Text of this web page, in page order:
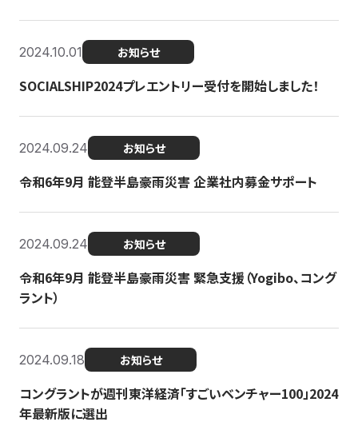
2024.10.01 お知らせ
SOCIALSHIP2024プレエントリー受付を開始しました！
2024.09.24 お知らせ
令和6年9月 能登半島豪雨災害 企業社内募金サポート
2024.09.24 お知らせ
令和6年9月 能登半島豪雨災害 緊急支援（Yogibo、コング
ラント）
2024.09.18 お知らせ
コングラントが週刊東洋経済「すごいベンチャー100」2024
年最新版に選出